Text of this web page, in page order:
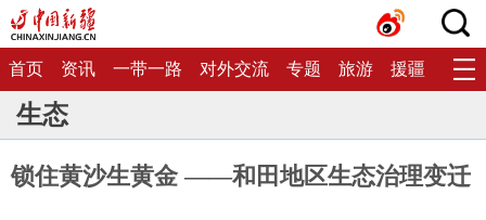
首页 资讯 一带一路 对外交流 专题 旅游 援疆 生态
生态
锁住黄沙生黄金 ——和田地区生态治理变迁